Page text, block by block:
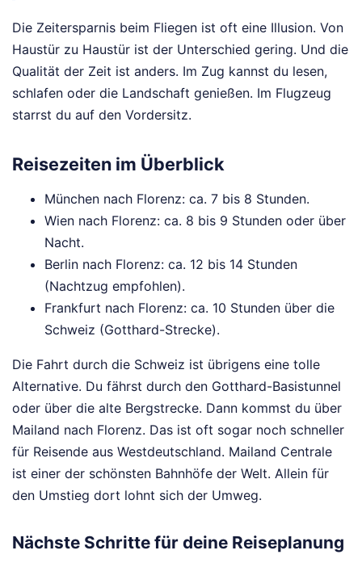
Die Zeitersparnis beim Fliegen ist oft eine Illusion. Von
Haustür zu Haustür ist der Unterschied gering. Und die
Qualität der Zeit ist anders. Im Zug kannst du lesen,
schlafen oder die Landschaft genießen. Im Flugzeug
starrst du auf den Vordersitz.
Reisezeiten im Überblick
München nach Florenz: ca. 7 bis 8 Stunden.
Wien nach Florenz: ca. 8 bis 9 Stunden oder über
Nacht.
Berlin nach Florenz: ca. 12 bis 14 Stunden
(Nachtzug empfohlen).
Frankfurt nach Florenz: ca. 10 Stunden über die
Schweiz (Gotthard-Strecke).
Die Fahrt durch die Schweiz ist übrigens eine tolle
Alternative. Du fährst durch den Gotthard-Basistunnel
oder über die alte Bergstrecke. Dann kommst du über
Mailand nach Florenz. Das ist oft sogar noch schneller
für Reisende aus Westdeutschland. Mailand Centrale
ist einer der schönsten Bahnhöfe der Welt. Allein für
den Umstieg dort lohnt sich der Umweg.
Nächste Schritte für deine Reiseplanung